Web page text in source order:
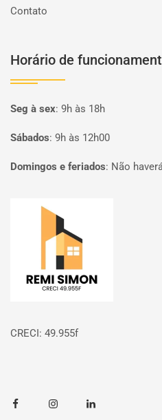
Contato
Horário de
Seg à sex: 9h às 18h
Sábados: 9h às 12h00
Domingos e feriados: Não
Página inicial
CRECI: 49.955f
FacebookInstagramLinkedin